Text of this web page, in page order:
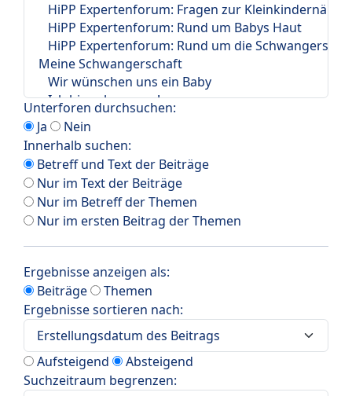
Unterforen durchsuchen:
Ja
Nein
Innerhalb suchen:
Betreff und Text der Beiträge
Nur im Text der Beiträge
Nur im Betreff der Themen
Nur im ersten Beitrag der Themen
Ergebnisse anzeigen als:
Beiträge
Themen
Ergebnisse sortieren nach:
Aufsteigend
Absteigend
Suchzeitraum begrenzen: